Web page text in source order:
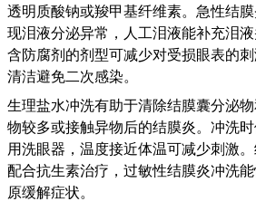
透明质酸钠或羧甲基纤维素。急性结
现泪液分泌异常，人工泪液能补充泪
含防腐剂的剂型可减少对受损眼表的
清洁避免二次感染。
生理盐水冲洗有助于清除结膜囊分泌
物较多或接触异物后的结膜炎。冲洗
用洗眼器，温度接近体温可减少刺激
配合抗生素治疗，过敏性结膜炎冲洗
原缓解症状。